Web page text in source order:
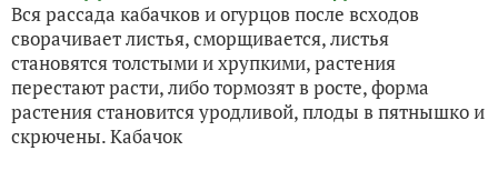
Вся рассада кабачков и огурцов после всходов
сворачивает листья, сморщивается, листья
становятся толстыми и хрупкими, растения
перестают расти, либо тормозят в росте, форма
растения становится уродливой, плоды в пятнышко и
скрючены. Кабачок